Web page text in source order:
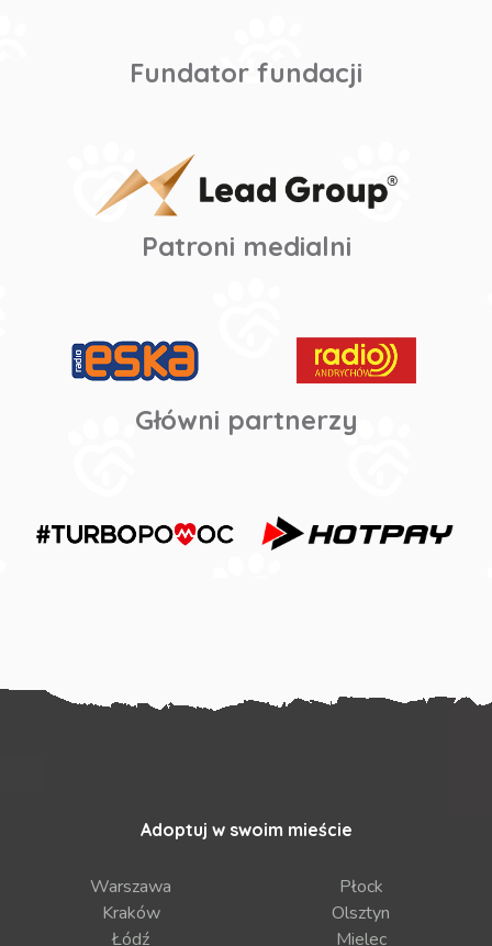
Fundator fundacji
Patroni medialni
Główni partnerzy
Adoptuj w swoim mieście
Warszawa
Kraków
Łódź
Płock
Olsztyn
Mielec